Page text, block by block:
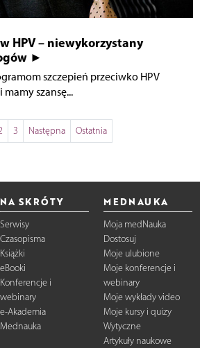
HPV – niewykorzystany
►
szczepień przeciwko HPV
szansę...
3 Następna Ostatnia
NA SKRÓTY
Serwisy
Czasopisma
Książki
eBooki
Konferencje i
webinary
e-Akademia
Mednauka
MEDNAUKA
Moja medNauka
Dostosuj
Moje ulubione
Moje konferencje i
webinary
Moje wykłady video
Moje kursy i quizy
Wytyczne
Artykuły naukowe